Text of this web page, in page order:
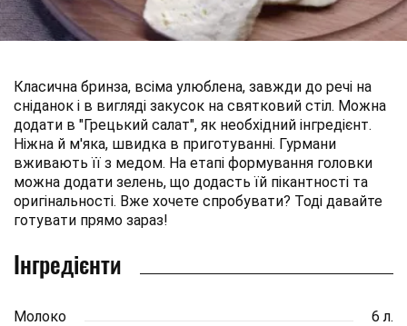
Класична бринза, всіма улюблена, завжди до речі на
сніданок і в вигляді закусок на святковий стіл. Можна
додати в "Грецький салат", як необхідний інгредієнт.
Ніжна й м'яка, швидка в приготуванні. Гурмани
вживають її з медом. На етапі формування головки
можна додати зелень, що додасть їй пікантності та
оригінальності. Вже хочете спробувати? Тоді давайте
готувати прямо зараз!
Інгредієнти
Молоко
6 л.